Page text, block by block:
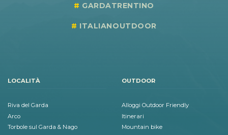
GARDATRENTINO
ITALIANOUTDOOR
LOCALITÀ
Riva del Garda
Arco
Torbole sul Garda & Nago
OUTDOOR
Alloggi Outdoor Friendly
Itinerari
Mountain bike